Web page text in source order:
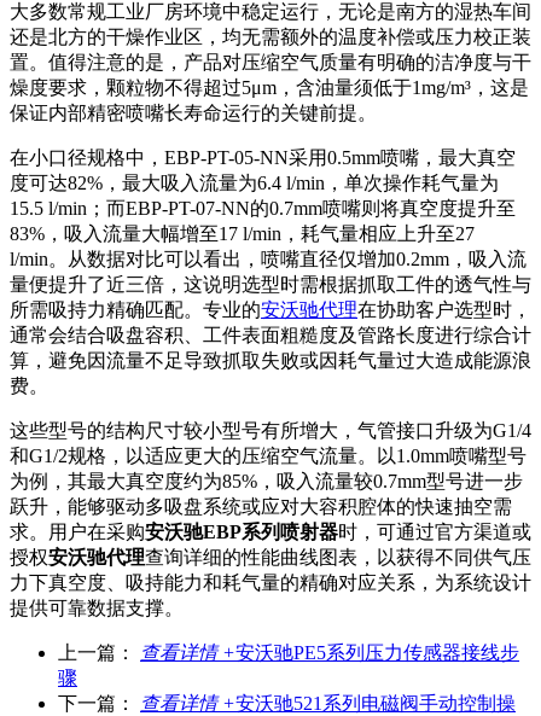
大多数常规工业厂房环境中稳定运行，无论是南方的湿热车间
还是北方的干燥作业区，均无需额外的温度补偿或压力校正装
置。值得注意的是，产品对压缩空气质量有明确的洁净度与干
燥度要求，颗粒物不得超过5μm，含油量须低于1mg/m³，这是
保证内部精密喷嘴长寿命运行的关键前提。
在小口径规格中，EBP-PT-05-NN采用0.5mm喷嘴，最大真空
度可达82%，最大吸入流量为6.4 l/min，单次操作耗气量为
15.5 l/min；而EBP-PT-07-NN的0.7mm喷嘴则将真空度提升至
83%，吸入流量大幅增至17 l/min，耗气量相应上升至27
l/min。从数据对比可以看出，喷嘴直径仅增加0.2mm，吸入流
量便提升了近三倍，这说明选型时需根据抓取工件的透气性与
所需吸持力精确匹配。专业的安沃驰代理在协助客户选型时，
通常会结合吸盘容积、工件表面粗糙度及管路长度进行综合计
算，避免因流量不足导致抓取失败或因耗气量过大造成能源浪
费。
这些型号的结构尺寸较小型号有所增大，气管接口升级为G1/4
和G1/2规格，以适应更大的压缩空气流量。以1.0mm喷嘴型号
为例，其最大真空度约为85%，吸入流量较0.7mm型号进一步
跃升，能够驱动多吸盘系统或应对大容积腔体的快速抽空需
求。用户在采购安沃驰EBP系列喷射器时，可通过官方渠道或
授权安沃驰代理查询详细的性能曲线图表，以获得不同供气压
力下真空度、吸持能力和耗气量的精确对应关系，为系统设计
提供可靠数据支撑。
上一篇： 查看详情 +安沃驰PE5系列压力传感器接线步
骤
下一篇：
查看详情 +安沃驰521系列电磁阀手动控制操